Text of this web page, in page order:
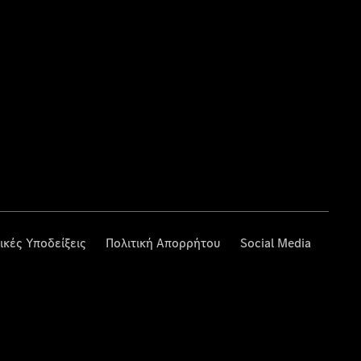
Υποδείξεις Πολιτική Απορρήτου Social Media